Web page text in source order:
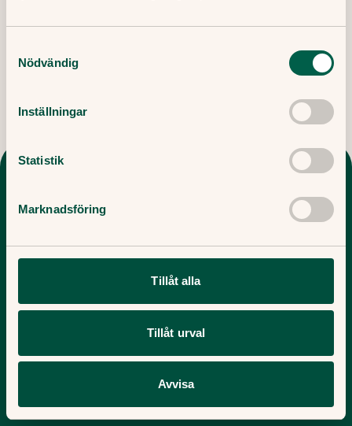
Nödvändig
Inställningar
Statistik
Marknadsföring
Tillåt alla
Tillåt urval
Avvisa
BVC
Telefon
Adress
Navigera
Sjukdomar & Besvär
Vaccination